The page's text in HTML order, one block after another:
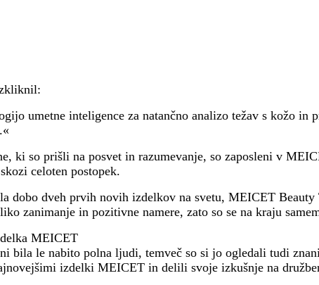
umetne inteligence za natančno analizo težav s kožo
ki so prišli na posvet in razumevanje, so zaposleni v
celoten postopek.
dobo dveh prvih novih izdelkov na svetu, MEICET
zanimanje in pozitivne namere, zato so se na kraju
MEICET
bila le nabito polna ljudi, temveč so si jo ogledali tudi
izdelki MEICET in delili svoje izkušnje na